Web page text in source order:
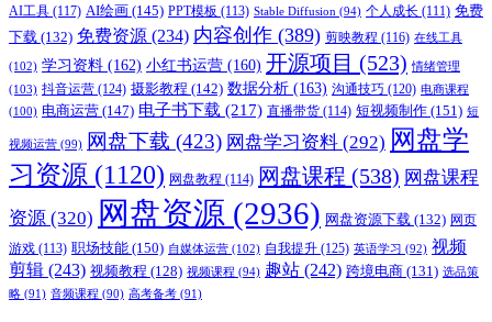
AI工具 (117) AI绘画 (145) PPT模板 (113) Stable Diffusion (94) 个人成长 (111) 免费
下载 (132) 免费资源 (234) 内容创作 (389) 剪映教程 (116) 在线工具
(102) 学习资料 (162) 小红书运营 (160) 开源项目 (523) 情绪管理
(103) 抖音运营 (124) 摄影教程 (142) 数据分析 (163) 沟通技巧 (120) 电商课程
(100) 电商运营 (147) 电子书下载 (217) 直播带货 (114) 短视频制作 (151) 短
视频运营 (99) 网盘下载 (423) 网盘学习资料 (292) 网盘学
习资源 (1120) 网盘教程 (114) 网盘课程 (538) 网盘课程
资源 (320) 网盘资源 (2936) 网盘资源下载 (132) 网页
游戏 (113) 职场技能 (150) 自媒体运营 (102) 自我提升 (125) 英语学习 (92) 视频
剪辑 (243) 视频教程 (128) 视频课程 (94) 趣站 (242) 跨境电商 (131) 选品策
略 (91) 音频课程 (90) 高考备考 (91)